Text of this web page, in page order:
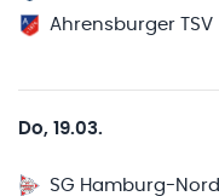
Ahrensburger TSV
Do, 19.03.
SG Hamburg-Nord